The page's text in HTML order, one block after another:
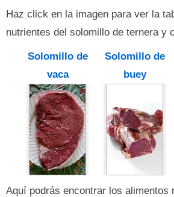
Haz click en la imagen para ver la
nutrientes del solomillo de ternera y
Solomillo de
vaca
Solomillo de
buey
Aquí podrás encontrar los alimentos